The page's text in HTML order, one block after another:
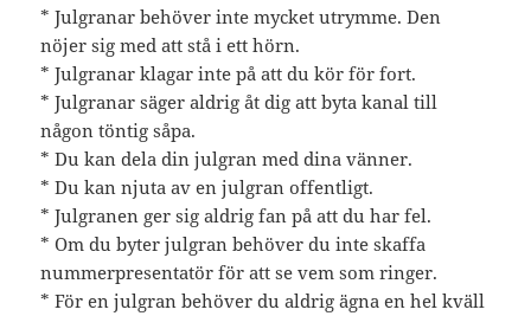
* Julgranar behöver inte mycket utrymme. Den
nöjer sig med att stå i ett hörn.
* Julgranar klagar inte på att du kör för fort.
* Julgranar säger aldrig åt dig att byta kanal till
någon töntig såpa.
* Du kan dela din julgran med dina vänner.
* Du kan njuta av en julgran offentligt.
* Julgranen ger sig aldrig fan på att du har fel.
* Om du byter julgran behöver du inte skaffa
nummerpresentatör för att se vem som ringer.
* För en julgran behöver du aldrig ägna en hel kväll